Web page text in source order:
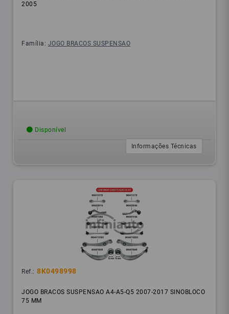
2005
Família: JOGO BRACOS SUSPENSAO
Disponível
Informações Técnicas
Ref.: 8K0498998
JOGO BRACOS SUSPENSAO A4-A5-Q5 2007-2017 SINOBLOCO
75 MM